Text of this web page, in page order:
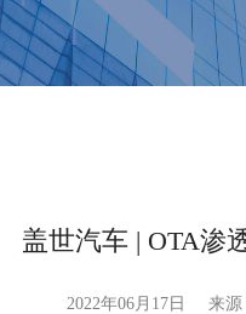
盖世汽车 | OTA渗
2022年06月17日 来